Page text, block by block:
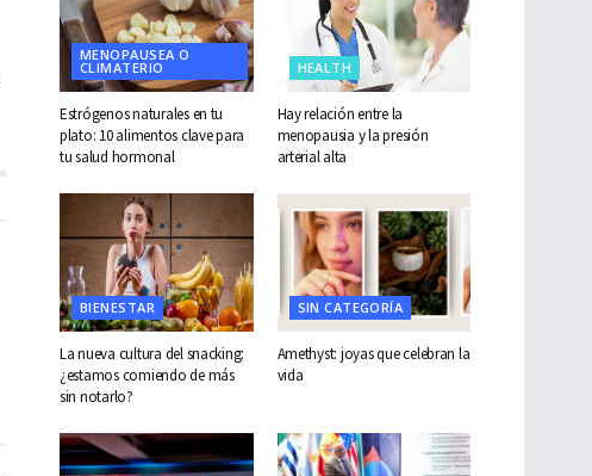
MENOPAUSEA O
CLIMATERIO
Estrógenos naturales en tu
plato: 10 alimentos clave para
tu salud hormonal
HEALTH
Hay relación entre la
menopausia y la presión
arterial alta
BIENESTAR
La nueva cultura del snacking:
¿estamos comiendo de más
sin notarlo?
SIN CATEGORÍA
Amethyst: joyas que celebran la
vida